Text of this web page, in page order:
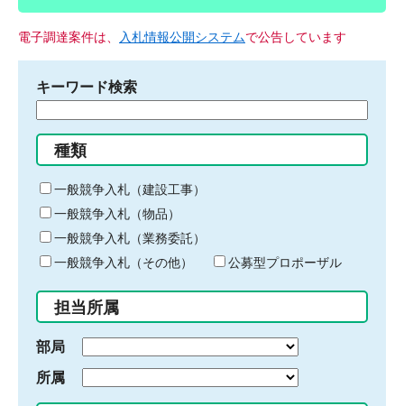
電子調達案件は、 入札情報公開システムで公告しています
キーワード検索
る
キ
ー
ワ
ー
ド
入
力
種類
一般競争入札（建設工事）
一般競争入札（物品）
一般競争入札（業務委託）
一般競争入札（その他）
公募型プロポーザル
担当所属
部局
所属